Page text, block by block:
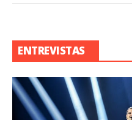
ENTREVISTAS